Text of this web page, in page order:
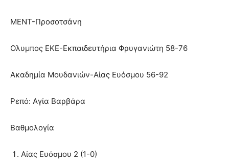
ΜΕΝΤ-Προσοτσάνη
Ολυμπος ΕΚΕ-Εκπαιδευτήρια Φρυγανιώτη 58-76
Ακαδημία Μουδανιών-Αίας Ευόσμου 56-92
Ρεπό: Αγία Βαρβάρα
Βαθμολογία
Αίας Ευόσμου 2 (1-0)